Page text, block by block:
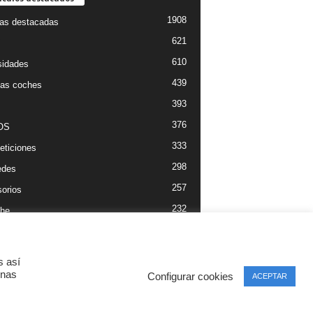
destacadas 1908
621
610
coches 439
393
376
333
298
257
232
así
Configurar cookies ACEPTAR